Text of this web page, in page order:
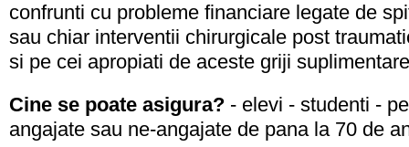
confrunti cu probleme financiare legate de
sau chiar interventii chirurgicale post
si pe cei apropiati de aceste griji
Cine se poate asigura? - elevi - studenti -
angajate sau ne-angajate de pana la 70 de